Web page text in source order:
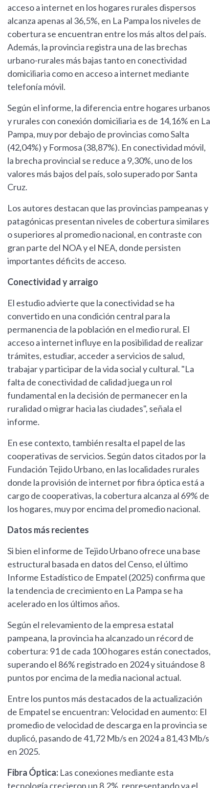
acceso a internet en los hogares rurales dispersos
alcanza apenas al 36,5%, en La Pampa los niveles de
cobertura se encuentran entre los más altos del país.
Además, la provincia registra una de las brechas
urbano-rurales más bajas tanto en conectividad
domiciliaria como en acceso a internet mediante
telefonía móvil.
Según el informe, la diferencia entre hogares urbanos
y rurales con conexión domiciliaria es de 14,16% en La
Pampa, muy por debajo de provincias como Salta
(42,04%) y Formosa (38,87%). En conectividad móvil,
la brecha provincial se reduce a 9,30%, uno de los
valores más bajos del país, solo superado por Santa
Cruz.
Los autores destacan que las provincias pampeanas y
patagónicas presentan niveles de cobertura similares
o superiores al promedio nacional, en contraste con
gran parte del NOA y el NEA, donde persisten
importantes déficits de acceso.
Conectividad y arraigo
El estudio advierte que la conectividad se ha
convertido en una condición central para la
permanencia de la población en el medio rural. El
acceso a internet influye en la posibilidad de realizar
trámites, estudiar, acceder a servicios de salud,
trabajar y participar de la vida social y cultural. "La
falta de conectividad de calidad juega un rol
fundamental en la decisión de permanecer en la
ruralidad o migrar hacia las ciudades", señala el
informe.
En ese contexto, también resalta el papel de las
cooperativas de servicios. Según datos citados por la
Fundación Tejido Urbano, en las localidades rurales
donde la provisión de internet por fibra óptica está a
cargo de cooperativas, la cobertura alcanza al 69% de
los hogares, muy por encima del promedio nacional.
Datos más recientes
Si bien el informe de Tejido Urbano ofrece una base
estructural basada en datos del Censo, el último
Informe Estadístico de Empatel (2025) confirma que
la tendencia de crecimiento en La Pampa se ha
acelerado en los últimos años.
Según el relevamiento de la empresa estatal
pampeana, la provincia ha alcanzado un récord de
cobertura: 91 de cada 100 hogares están conectados,
superando el 86% registrado en 2024 y situándose 8
puntos por encima de la media nacional actual.
Entre los puntos más destacados de la actualización
de Empatel se encuentran: Velocidad en aumento: El
promedio de velocidad de descarga en la provincia se
duplicó, pasando de 41,72 Mb/s en 2024 a 81,43 Mb/s
en 2025.
Fibra Óptica: Las conexiones mediante esta
tecnología crecieron un 8,2%, representando ya el